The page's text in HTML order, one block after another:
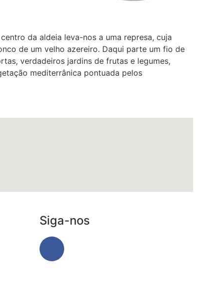
da aldeia leva-nos a uma represa, cuja
de um velho azereiro. Daqui parte um fio de
verdadeiros jardins de frutas e legumes,
mediterrânica pontuada pelos
Siga-nos